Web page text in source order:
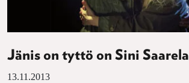
Jänis on tyttö on Sini Saarela
13.11.2013